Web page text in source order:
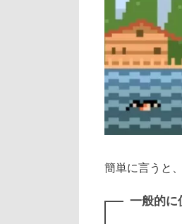
簡単に言うと
一般的に